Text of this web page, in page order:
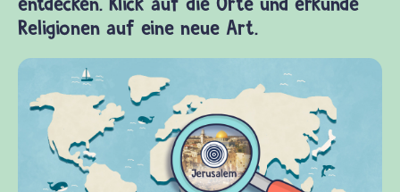
Religionen auf eine neue Art.